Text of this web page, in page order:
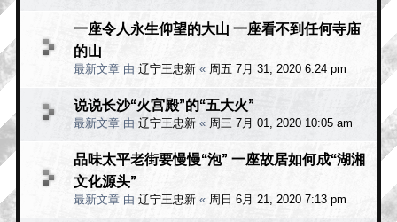
一座令人永生仰望的大山 一座看不到任何寺庙
的山
最新文章 由 辽宁王忠新 « 周五 7月 31, 2020 6:24 pm
说说长沙“火宫殿”的“五大火”
最新文章 由 辽宁王忠新 « 周三 7月 01, 2020 10:05 am
品味太平老街要慢慢“泡” 一座故居如何成“湖湘
文化源头”
最新文章 由 辽宁王忠新 « 周日 6月 21, 2020 7:13 pm